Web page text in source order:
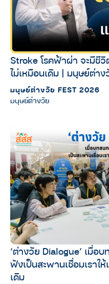
Stroke โรคฟ้าผ่า จะมีชี
ไม่เหมือนเดิม | มนุษย์ต่า
มนุษย์ต่างวัย FEST 2026
มนุษย์ต่างวัย
‘ต่างวัย Dialogue’ เมื่อ
ฟังเป็นสะพานเชื่อมเราใ
เดิม